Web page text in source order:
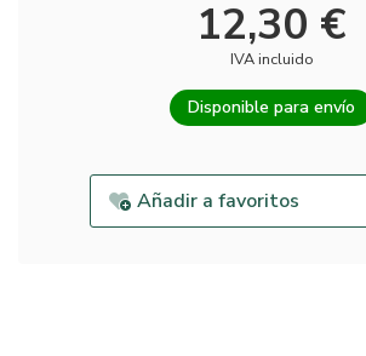
12,30 €
IVA incluido
Disponible para envío
Añadir a favoritos